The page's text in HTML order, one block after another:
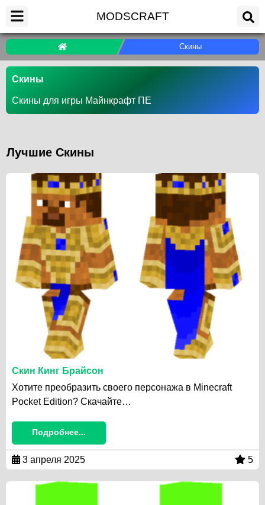
MODSCRAFT
Скины
Скины
Скины для игры Майнкрафт ПЕ
Лучшие Скины
Скин Кинг Брайсон
Хотите преобразить своего персонажа в Minecraft
Pocket Edition? Скачайте…
Подробнее...
3 апреля 2025 5